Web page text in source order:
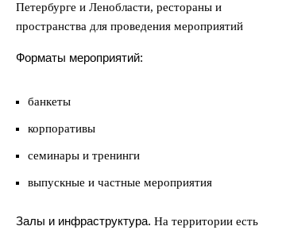
Форматы мероприятий:
банкеты
корпоративы
семинары и тренинги
выпускные и частные мероприятия
Залы и инфраструктура. На территории есть